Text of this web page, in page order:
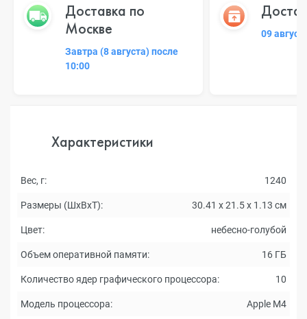
Доставка по
Москве
Завтра (8 августа) после
10:00
09
Характеристики
Вес, г: 1240
Размеры (ШxВxТ): 30.41 x 21.5 x 1.13 см
Цвет: небесно-голубой
Объем оперативной памяти: 16 ГБ
Количество ядер графического процессора: 10
Модель процессора: Apple M4